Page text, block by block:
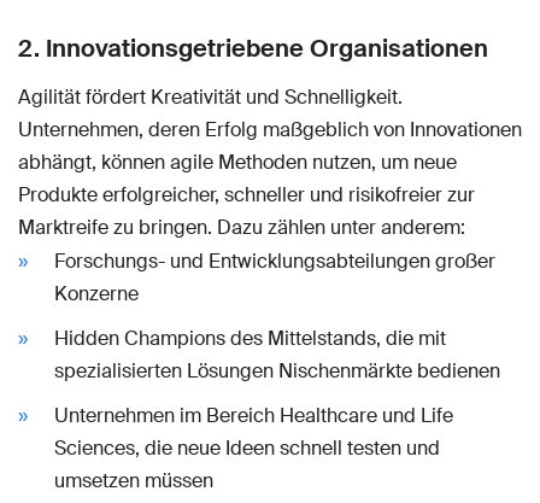
2. Innovationsgetriebene Organisationen
Agilität fördert Kreativität und Schnelligkeit.
Unternehmen, deren Erfolg maßgeblich von Innovationen
abhängt, können agile Methoden nutzen, um neue
Produkte erfolgreicher, schneller und risikofreier zur
Marktreife zu bringen. Dazu zählen unter anderem:
Forschungs- und Entwicklungsabteilungen großer
Konzerne
Hidden Champions des Mittelstands, die mit
spezialisierten Lösungen Nischenmärkte bedienen
Unternehmen im Bereich Healthcare und Life
Sciences, die neue Ideen schnell testen und
umsetzen müssen